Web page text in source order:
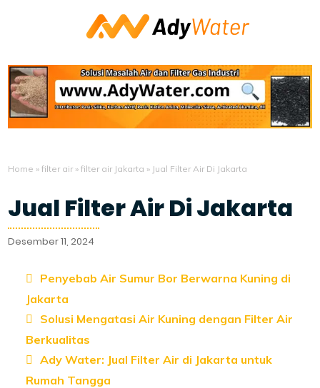
Home »filter air »filter air Jakarta » Jual Filter Air Di Jakarta
Jual Filter Air Di Jakarta
Desember 11, 2024
Penyebab Air Sumur Bor Berwarna Kuning di
Jakarta
Solusi Mengatasi Air Kuning dengan Filter Air
Berkualitas
Ady Water: Jual Filter Air di Jakarta untuk
Rumah Tangga